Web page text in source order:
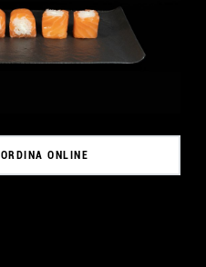
ORDINA ONLINE